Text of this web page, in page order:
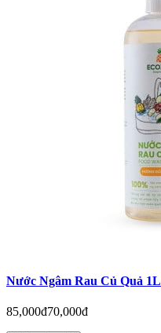
Nước Ngâm Rau Củ Quả 1L
85,000đ70,000đ